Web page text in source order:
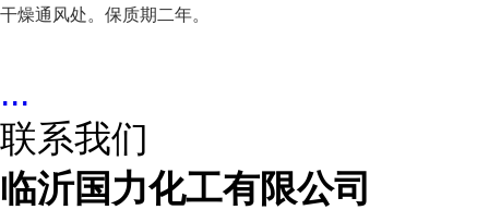
干燥通风处。保质期二年。
...
联系我们
临沂国力化工有限公司